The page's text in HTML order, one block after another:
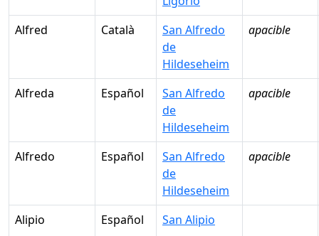
Alfred Català
San Alfredo
de
Hildeseheim
apacible
Alfreda Español
San Alfredo
de
Hildeseheim
apacible
Alfredo Español
San Alfredo
de
Hildeseheim
apacible
Alipio Español San Alipio